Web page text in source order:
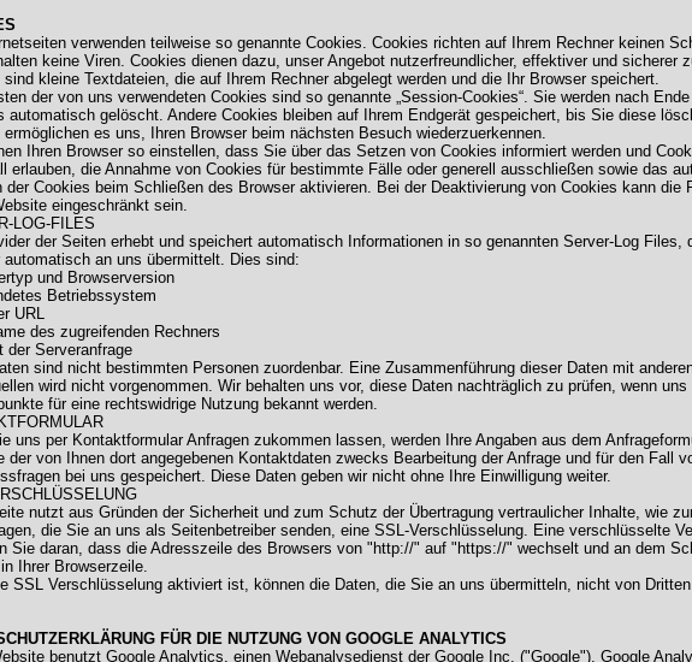
verwenden teilweise so genannte Cookies. Cookies richten auf Ihrem Rechner keinen
keine Viren. Cookies dienen dazu, unser Angebot nutzerfreundlicher, effektiver und sicherer
sind kleine Textdateien, die auf Ihrem Rechner abgelegt werden und die Ihr Browser speichert.
der von uns verwendeten Cookies sind so genannte „Session-Cookies“. Sie werden nach
automatisch gelöscht. Andere Cookies bleiben auf Ihrem Endgerät gespeichert, bis Sie diese
ermöglichen es uns, Ihren Browser beim nächsten Besuch wiederzuerkennen.
Ihren Browser so einstellen, dass Sie über das Setzen von Cookies informiert werden und
erlauben, die Annahme von Cookies für bestimmte Fälle oder generell ausschließen sowie das
der Cookies beim Schließen des Browser aktivieren. Bei der Deaktivierung von Cookies kann die
eingeschränkt sein.
LOG-FILES
der Seiten erhebt und speichert automatisch Informationen in so genannten Server-Log Files,
automatisch an uns übermittelt. Dies sind:
und Browserversion
Betriebssystem
URL
des zugreifenden Rechners
der Serveranfrage
sind nicht bestimmten Personen zuordenbar. Eine Zusammenführung dieser Daten mit
wird nicht vorgenommen. Wir behalten uns vor, diese Daten nachträglich zu prüfen, wenn
für eine rechtswidrige Nutzung bekannt werden.
uns per Kontaktformular Anfragen zukommen lassen, werden Ihre Angaben aus dem
der von Ihnen dort angegebenen Kontaktdaten zwecks Bearbeitung der Anfrage und für den Fall
bei uns gespeichert. Diese Daten geben wir nicht ohne Ihre Einwilligung weiter.
nutzt aus Gründen der Sicherheit und zum Schutz der Übertragung vertraulicher Inhalte, wie
die Sie an uns als Seitenbetreiber senden, eine SSL-Verschlüsselung. Eine verschlüsselte
Sie daran, dass die Adresszeile des Browsers von "http://" auf "https://" wechselt und an dem
Ihrer Browserzeile.
SSL Verschlüsselung aktiviert ist, können die Daten, die Sie an uns übermitteln, nicht von
FÜR DIE NUTZUNG VON GOOGLE ANALYTICS
benutzt Google Analytics, einen Webanalysedienst der Google Inc. ("Google"). Google